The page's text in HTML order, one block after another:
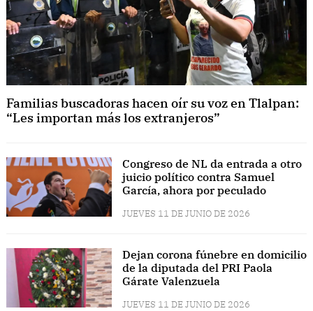
Familias buscadoras hacen oír su voz en Tlalpan:
“Les importan más los extranjeros”
Congreso de NL da entrada a otro
juicio político contra Samuel
García, ahora por peculado
JUEVES 11 DE JUNIO DE 2026
Dejan corona fúnebre en domicilio
de la diputada del PRI Paola
Gárate Valenzuela
JUEVES 11 DE JUNIO DE 2026